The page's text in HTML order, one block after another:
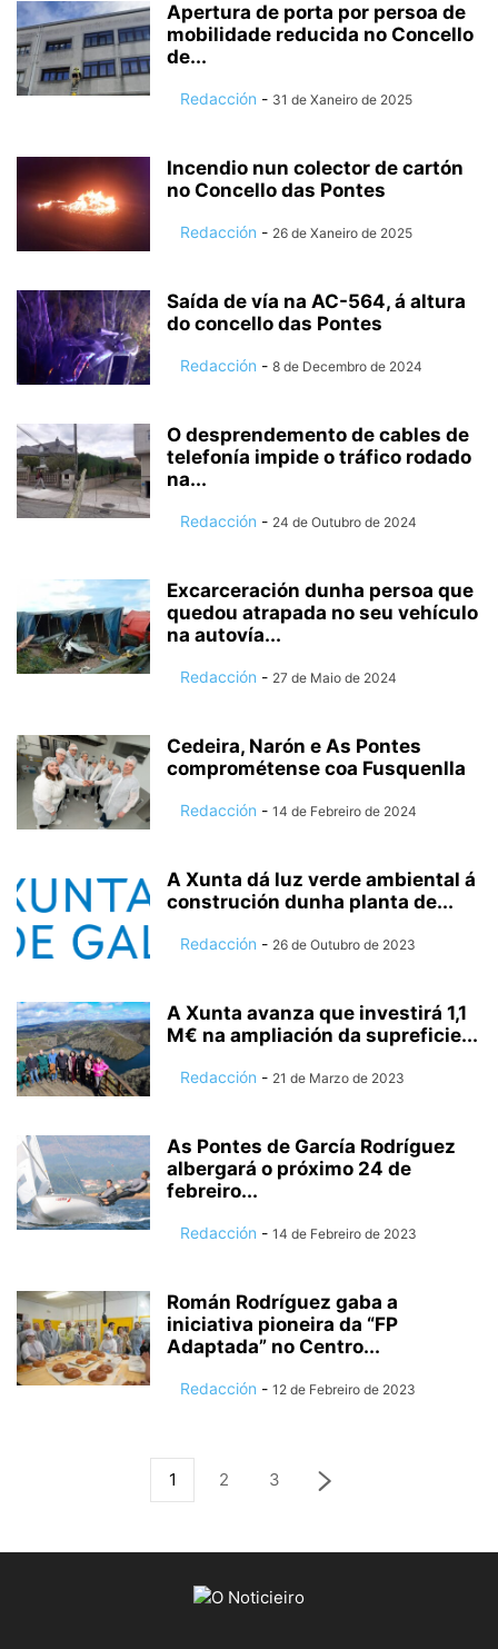
Apertura de porta por persoa de
mobilidade reducida no Concello
de...
Redacción - 31 de Xaneiro de 2025
Incendio nun colector de cartón
no Concello das Pontes
Redacción - 26 de Xaneiro de 2025
Saída de vía na AC-564, á altura
do concello das Pontes
Redacción - 8 de Decembro de 2024
O desprendemento de cables de
telefonía impide o tráfico rodado
na...
Redacción - 24 de Outubro de 2024
Excarceración dunha persoa que
quedou atrapada no seu vehículo
na autovía...
Redacción - 27 de Maio de 2024
Cedeira, Narón e As Pontes
comprométense coa Fusquenlla
Redacción - 14 de Febreiro de 2024
A Xunta dá luz verde ambiental á
construción dunha planta de...
Redacción - 26 de Outubro de 2023
A Xunta avanza que investirá 1,1
M€ na ampliación da supreficie...
Redacción - 21 de Marzo de 2023
As Pontes de García Rodríguez
albergará o próximo 24 de
febreiro...
Redacción - 14 de Febreiro de 2023
Román Rodríguez gaba a
iniciativa pioneira da “FP
Adaptada” no Centro...
Redacción - 12 de Febreiro de 2023
1 2 3